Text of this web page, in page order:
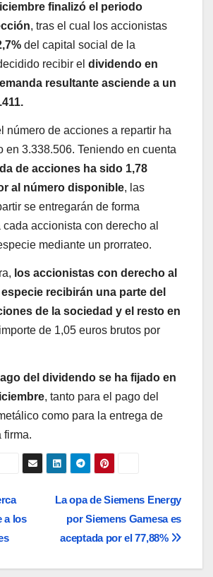
finalizó el periodo
, tras el cual los accionistas
del capital social de la
recibir el dividendo en
resultante asciende a un
número de acciones a repartir ha
en 3.338.506. Teniendo en cuenta
de acciones ha sido 1,78
al número disponible, las
se entregarán de forma
accionista con derecho al
mediante un prorrateo.
los accionistas con derecho al
recibirán una parte del
de la sociedad y el resto en
de 1,05 euros brutos por
del dividendo se ha fijado en
, tanto para el pago del
como para la entrega de
firma.
La opa de Siemens Energy
por Siemens Gamesa es
aceptada por el 77,88%
a los